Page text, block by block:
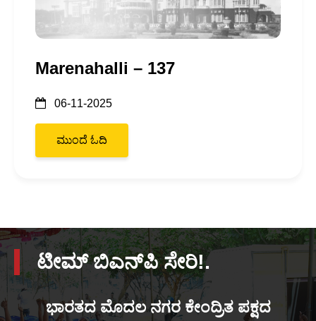
Marenahalli – 137
06-11-2025
ಮುಂದೆ ಓದಿ
ಟೀಮ್ ಬಿಎನ್‌ಪಿ ಸೇರಿ!.
ಭಾರತದ ಮೊದಲ ನಗರ ಕೇಂದ್ರಿತ ಪಕ್ಷದ